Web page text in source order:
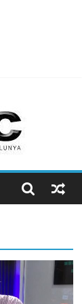
d
FM.
LA
FM.